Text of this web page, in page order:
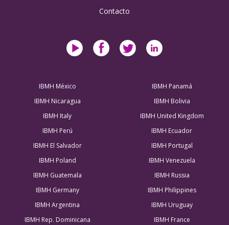
Contacto
IBMH México
IBMH Panamá
IBMH Nicaragua
IBMH Bolivia
IBMH Italy
IBMH United Kingdom
IBMH Perú
IBMH Ecuador
IBMH El Salvador
IBMH Portugal
IBMH Poland
IBMH Venezuela
IBMH Guatemala
IBMH Russia
IBMH Germany
IBMH Philippines
IBMH Argentina
IBMH Uruguay
IBMH Rep. Dominicana
IBMH France